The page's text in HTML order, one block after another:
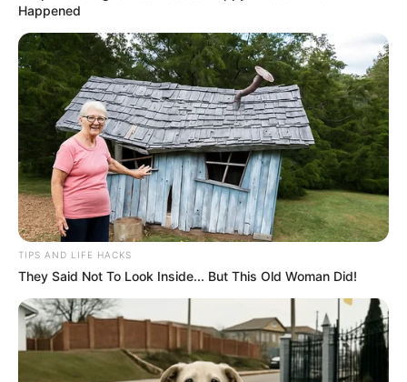
Happened
TIPS AND LIFE HACKS
They Said Not To Look Inside... But This Old Woman Did!